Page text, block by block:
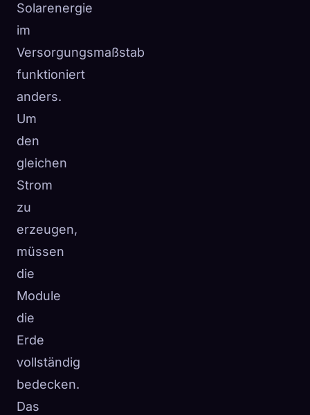
Solarenergie
im
Versorgungsmaßstab
funktioniert
anders.
Um
den
gleichen
Strom
zu
erzeugen,
müssen
die
Module
die
Erde
vollständig
bedecken.
Das